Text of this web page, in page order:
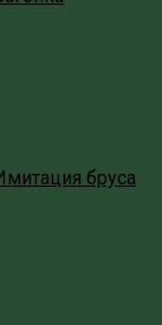
бруса